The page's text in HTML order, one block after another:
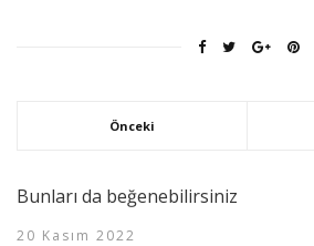
Önceki
Bunları da beğenebilirsiniz
20 Kasım 2022